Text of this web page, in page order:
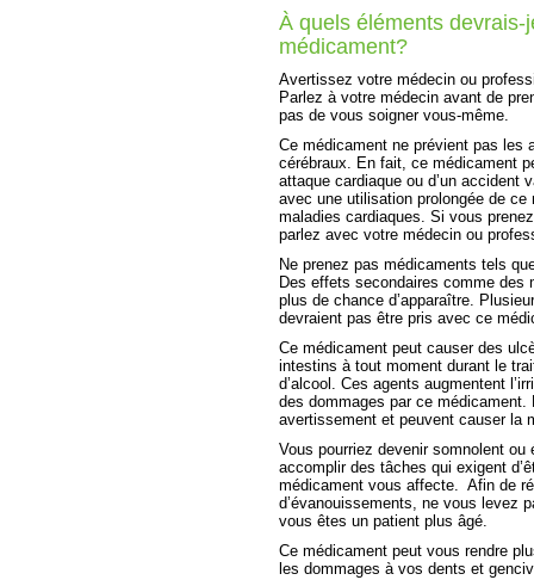
À quels éléments
médicament?
Avertissez votre médecin ou
Parlez à votre médecin avant de
pas de vous soigner vous-même.
Ce médicament ne prévient pas les
cérébraux. En fait, ce médicament
attaque cardiaque ou d’un accident
avec une utilisation prolongée de
maladies cardiaques. Si vous
parlez avec votre médecin ou
Ne prenez pas médicaments tels
Des effets secondaires comme des
plus de chance d’apparaître.
devraient pas être pris avec ce
Ce médicament peut causer des
intestins à tout moment durant le
d’alcool. Ces agents augmentent
des dommages par ce
avertissement et peuvent causer la
Vous pourriez devenir somnolent
accomplir des tâches qui exigent
médicament vous affecte. Afin de
d’évanouissements, ne vous levez
vous êtes un patient plus âgé.
Ce médicament peut vous rendre
les dommages à vos dents et